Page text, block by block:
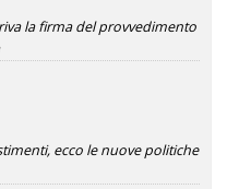
la firma del provvedimento
ecco le nuove politiche